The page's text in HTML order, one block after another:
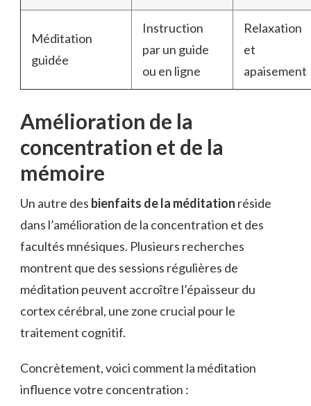
Méditation
guidée
Instruction
par un guide
ou en ligne
Relaxation
et
apaisement
Amélioration de la
concentration et de la
mémoire
Un autre des bienfaits de la méditation réside
dans l’amélioration de la concentration et des
facultés mnésiques. Plusieurs recherches
montrent que des sessions régulières de
méditation peuvent accroître l’épaisseur du
cortex cérébral, une zone crucial pour le
traitement cognitif.
Concrètement, voici comment la méditation
influence votre concentration :